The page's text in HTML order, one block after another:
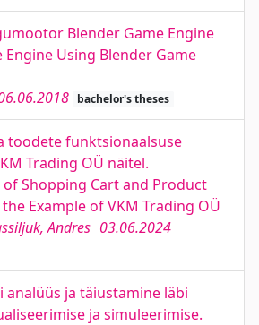
Blender Game Engine
Engine Using Blender Game
bachelor's theses
toodete funktsionaalsuse
Trading OÜ näitel.
Shopping Cart and Product
Example of VKM Trading OÜ
Andres 03.06.2024
analüüs ja täiustamine läbi
ja simuleerimise.